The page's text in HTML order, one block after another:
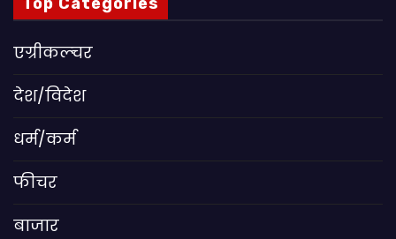
एग्रीकल्चर
देश/विदेश
धर्म/कर्म
फीचर
बाजार